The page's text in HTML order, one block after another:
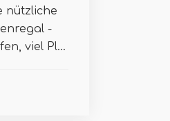
nützliche
-
viel Pl...